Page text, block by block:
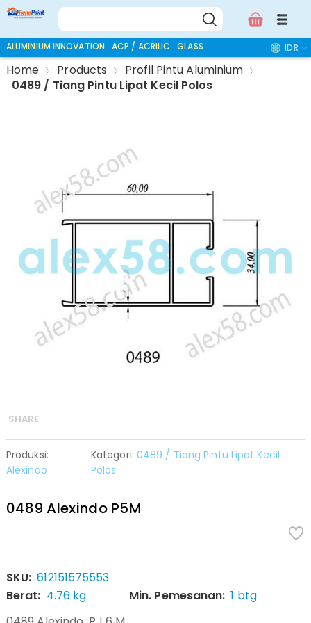
ALUMINIUM INNOVATION ACP / ACRILIC GLASS ACCESSORIES IDR
Home Products
Profil Pintu Aluminium
0489 / Tiang Pintu Lipat Kecil Polos
SHARE
Produksi:
Alexindo
Kategori: 0489 / Tiang Pintu Lipat Kecil
Polos
0489 Alexindo P5M
SKU: 612151575553
Berat: 4.76 kg Min. Pemesanan: 1 btg